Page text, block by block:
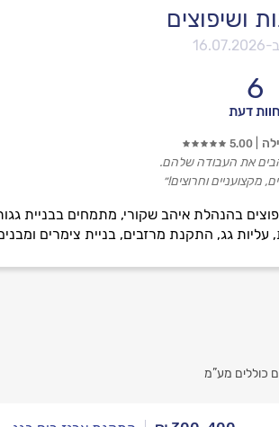
ושיפוצים
16.07.2026
6
חוות דעת
בהנהלת איהב שקורי, מתמחים בבניית
גג, התקנת מרזבים, בניית צימרים
5.00
את העבודה שלהם.
מקצועניים וחרוצים!״
כוללים מע”מ